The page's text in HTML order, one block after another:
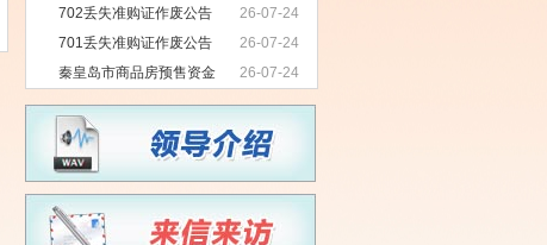
26-07-24
702丢失准购证作废公告
26-07-24
701丢失准购证作废公告
26-07-24
秦皇岛市商品房预售资金
监管银行项目招标公告